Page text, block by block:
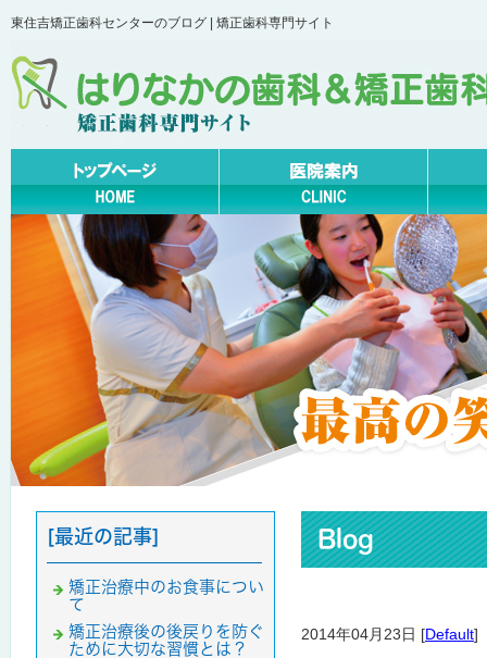
東住吉矯正歯科センターのブログ | 矯正歯科専門サイト
Blog
2014年04月23日 [Default]
[最近の記事]
矯正治療中のお食事につい
て
矯正治療後の後戻りを防ぐ
ために大切な習慣とは？